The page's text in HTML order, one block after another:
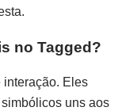
no Tagged?
interação. Eles
uns aos